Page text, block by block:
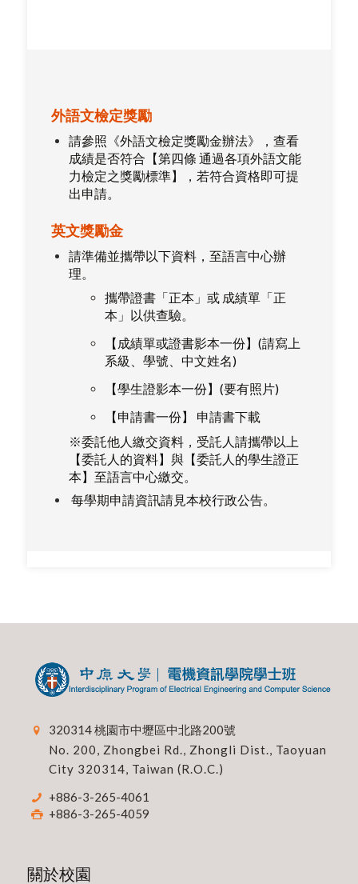
外語文檢定獎勵
請參照 《外語文檢定獎勵金辦法》
，查看
成績是否符合【第四條 通過各項外語文能
力檢定之獎勵標準】，若符合資格即可提
出申請。
英文獎勵金
請準備並攜帶以下資料，至語言中心辦
理。
攜帶證書「正本」或 成績單「正
本」以供查驗。
【成績單或證書影本一份】(請寫上
系級、學號、中文姓名)
【學生證影本一份】(要有照片)
【申請書一份】 申請書下載
※委託他人繳交資料，受託人請攜帶以上
【委託人的資料】與【委託人的學生證正
本】至語言中心繳交。
每學期申請資訊請見本校行政公告。
320314 桃園市中壢區中北路200號
No. 200, Zhongbei Rd., Zhongli Dist., Taoyuan
City 320314, Taiwan (R.O.C.)
+886-3-265-4061
+886-3-265-4059
關於校園